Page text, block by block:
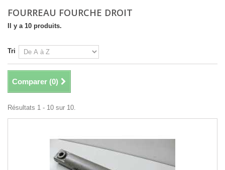
FOURREAU FOURCHE DROIT
Il y a 10 produits.
Tri
Comparer (0)
Résultats 1 - 10 sur 10.